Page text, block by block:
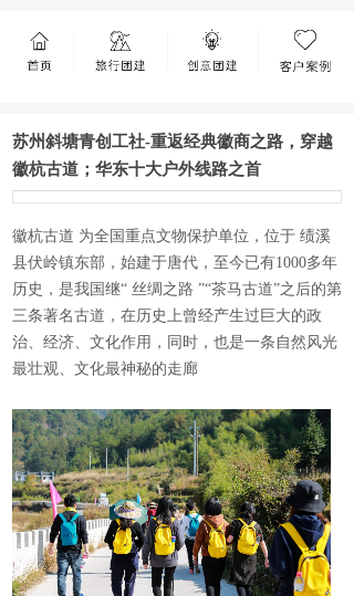
苏州斜塘青创工社-重返经典徽商之路，穿越
徽杭古道；华东十大户外线路之首
徽杭古道 为全国重点文物保护单位，位于 绩溪
县伏岭镇东部，始建于唐代，至今已有1000多年
历史，是我国继“ 丝绸之路 ”“茶马古道”之后的第
三条著名古道，在历史上曾经产生过巨大的政
治、经济、文化作用，同时，也是一条自然风光
最壮观、文化最神秘的走廊